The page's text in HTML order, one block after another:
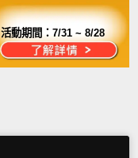
活動期間：7/31 ~ 8/28